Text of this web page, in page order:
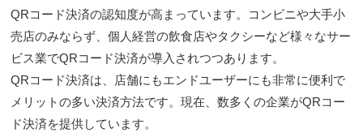
QRコード決済の認知度が高まっています。コンビニや大手小
売店のみならず、個人経営の飲食店やタクシーなど様々なサー
ビス業でQRコード決済が導入されつつあります。
QRコード決済は、店舗にもエンドユーザーにも非常に便利で
メリットの多い決済方法です。現在、数多くの企業がQRコー
ド決済を提供しています。